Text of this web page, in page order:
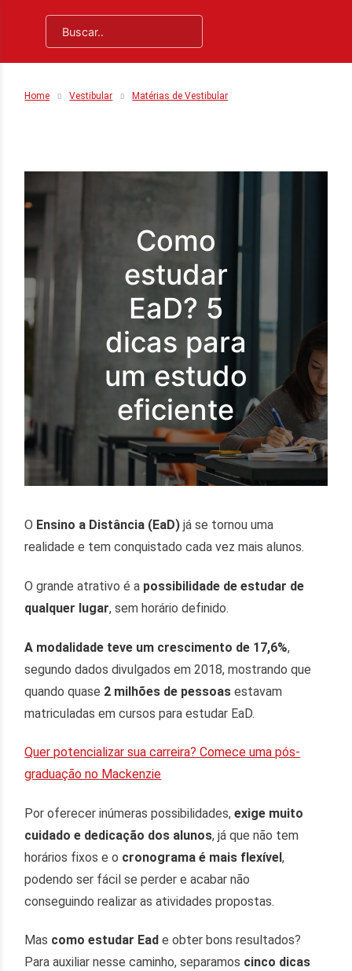
Home Vestibular Matérias de Vestibular
Como
estudar
EaD? 5
dicas para
um estudo
eficiente
O Ensino a Distância (EaD)já se tornou uma
realidade e tem conquistado cada vez mais alunos.
O grande atrativo é a possibilidade de estudar de
qualquer lugar, sem horário definido.
A modalidade teve um crescimento de 17,6%,
segundo dados divulgados em 2018, mostrando que
quando quase 2 milhões de pessoas estavam
matriculadas em cursos para estudar EaD.
Quer potencializar sua carreira? Comece uma pós-
graduação no Mackenzie
Por oferecer inúmeras possibilidades,exige muito
cuidado e dedicação dos alunos, já que não tem
horários fixos e o cronograma é mais flexível,
podendo ser fácil se perder e acabar não
conseguindo realizar as atividades propostas.
Mas como estudar Ead e obter bons resultados?
Para auxiliar nesse caminho, separamos cinco dicas